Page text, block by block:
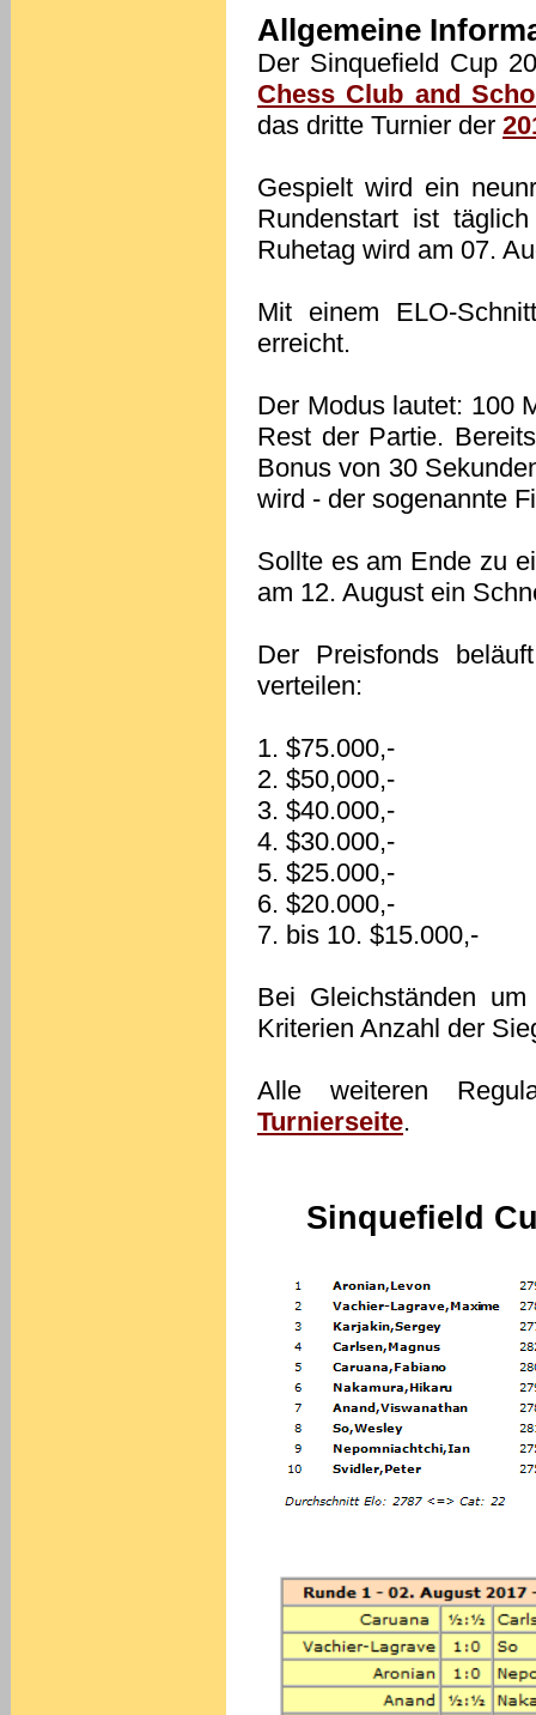
Allgemeine
Der Sinquefield Cup
Chess Club and
das dritte Turnier der
Gespielt wird ein
Rundenstart ist
Ruhetag wird am 07.
Mit einem ELO-
erreicht.
Der Modus lautet: 100
Rest der Partie.
Bonus von 30
wird - der sogenannte
Sollte es am Ende zu
am 12. August ein
Der Preisfonds
verteilen:
1. $75.000,-
2. $50,000,-
3. $40.000,-
4. $30.000,-
5. $25.000,-
6. $20.000,-
7. bis 10. $15.000,-
Bei Gleichständen
Kriterien Anzahl der
Alle weiteren
Turnierseite.
Sinquefield